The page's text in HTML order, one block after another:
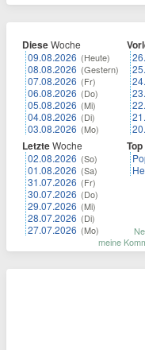
DieseWoche
09.08.2026 (Heute)
08.08.2026 (Gestern)
07.08.2026 (Fr)
06.08.2026 (Do)
05.08.2026 (Mi)
04.08.2026 (Di)
03.08.2026 (Mo)
LetzteWoche
02.08.2026 (So)
01.08.2026 (Sa)
31.07.2026 (Fr)
30.07.2026 (Do)
29.07.2026 (Mi)
28.07.2026 (Di)
27.07.2026 (Mo)
Top
meine